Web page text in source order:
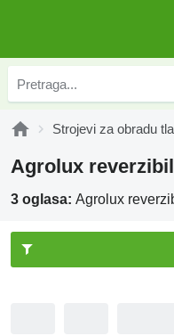
Strojevi za obradu tla
Agrolux
3 oglasa: Agrolux